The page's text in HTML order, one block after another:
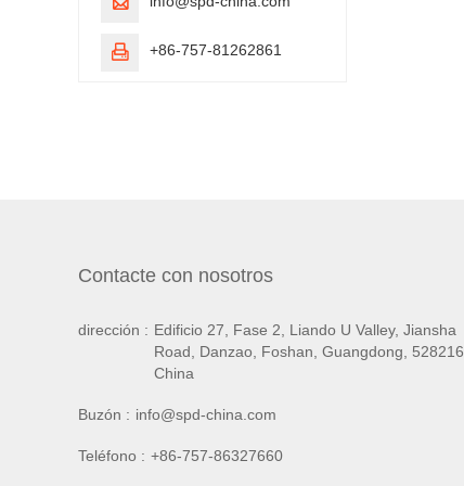
 +86-757-81262861
Contacte con nosotros
dirección : Edificio 27, Fase 2, Liando U Valley, Jiansha
Road, Danzao, Foshan, Guangdong, 528216
China
Buzón : info@spd-china.com
Teléfono : +86-757-86327660